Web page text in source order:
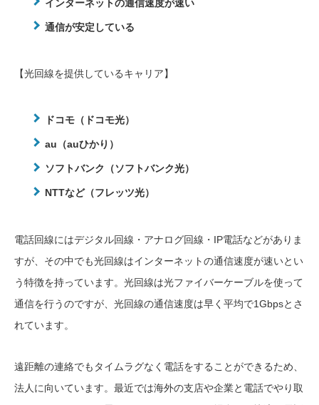
インターネットの通信速度が速い
通信が安定している
【光回線を提供しているキャリア】
ドコモ（ドコモ光）
au（auひかり）
ソフトバンク（ソフトバンク光）
NTTなど（フレッツ光）
電話回線にはデジタル回線・アナログ回線・IP電話などがありま
すが、その中でも光回線はインターネットの通信速度が速いとい
う特徴を持っています。光回線は光ファイバーケーブルを使って
通信を行うのですが、光回線の通信速度は早く平均で1Gbpsとさ
れています。
遠距離の連絡でもタイムラグなく電話をすることができるため、
法人に向いています。最近では海外の支店や企業と電話でやり取